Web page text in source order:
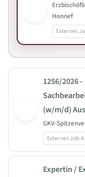
Honnef
Externes
1256/2026 -
(w/m/d)
GKV-
Externes Job-
Expertin /